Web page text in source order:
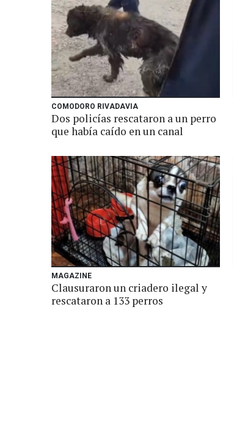
COMODORO RIVADAVIA
Dos policías rescataron a un perro
que había caído en un canal
MAGAZINE
Clausuraron un criadero ilegal y
rescataron a 133 perros